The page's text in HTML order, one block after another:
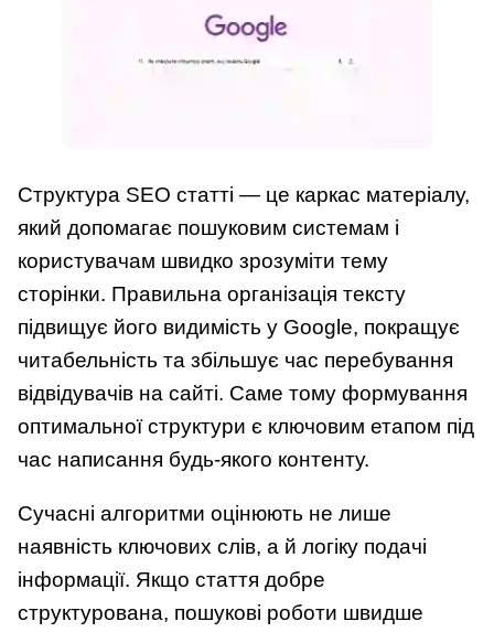
Структура SEO статті — це каркас матеріалу,
який допомагає пошуковим системам і
користувачам швидко зрозуміти тему
сторінки. Правильна організація тексту
підвищує його видимість у Google, покращує
читабельність та збільшує час перебування
відвідувачів на сайті. Саме тому формування
оптимальної структури є ключовим етапом під
час написання будь-якого контенту.
Сучасні алгоритми оцінюють не лише
наявність ключових слів, а й логіку подачі
інформації. Якщо стаття добре
структурована, пошукові роботи швидше